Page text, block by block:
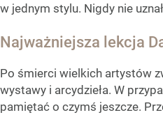
w jednym stylu. Nigdy nie
Najważniejsza lekcja
Po śmierci wielkich artystów
wystawy i arcydzieła. W
pamiętać o czymś jeszcze.